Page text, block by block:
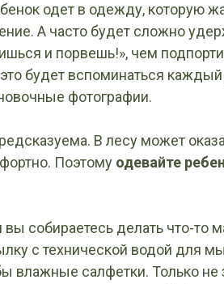
одет в одежду, которую
А часто будет сложно
и порвешь!», чем
будет вспоминаться
фотографии.
В лесу может
Поэтому одевайте
вы собираетесь делать что-
с технической водой для
влажные салфетки. Только не